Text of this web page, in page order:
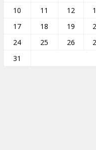
10
11 12
17
18 19
24
25 26
31